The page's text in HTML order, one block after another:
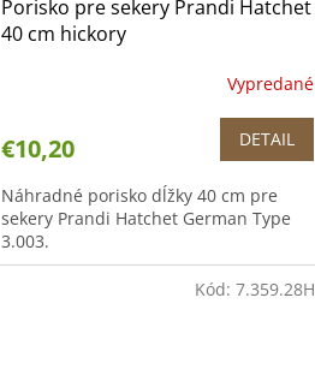
Porisko pre sekery Prandi Hatchet
40 cm hickory
Vypredané
€10,20 DETAIL
Náhradné porisko dĺžky 40 cm pre
sekery Prandi Hatchet German Type
3.003.
Kód: 7.359.28H